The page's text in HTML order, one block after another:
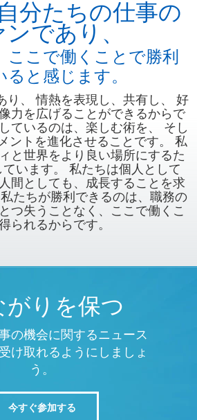
分たちの仕事の
であり、
ここで働くことで勝利
ると感じます。
り、 情熱を表現し、共有し、 好
力を広げることができるからで
ているのは、楽しむ術を、 そし
ントを進化させることです。 私
と世界をより良い場所にするた
います。 私たちは個人として
間としても、成長することを求
たちが勝利できるのは、職務の
つ失うことなく、ここで働くこ
られるからです。
がりを保つ
の機会に関するニュース
け取れるようにしましょ
う。
今すぐ参加する